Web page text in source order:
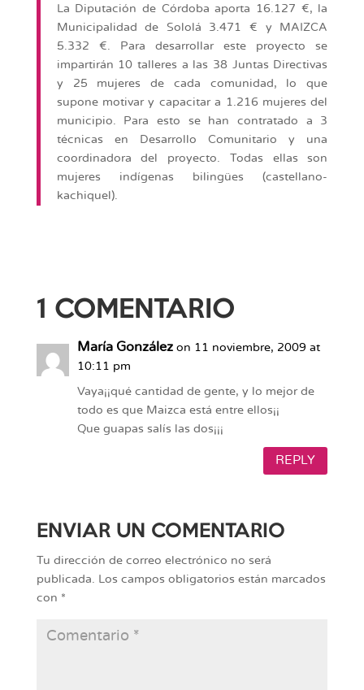
La Diputación de Córdoba aporta 16.127 €, la
Municipalidad de Sololá 3.471 € y MAIZCA
5.332 €. Para desarrollar este proyecto se
impartirán 10 talleres a las 38 Juntas Directivas
y 25 mujeres de cada comunidad, lo que
supone motivar y capacitar a 1.216 mujeres del
municipio. Para esto se han contratado a 3
técnicas en Desarrollo Comunitario y una
coordinadora del proyecto. Todas ellas son
mujeres indígenas bilingües (castellano-
kachiquel).
1 COMENTARIO
María González on 11 noviembre, 2009 at
10:11 pm
Vaya¡¡qué cantidad de gente, y lo mejor de
todo es que Maizca está entre ellos¡¡
Que guapas salís las dos¡¡¡
REPLY
ENVIAR UN COMENTARIO
Tu dirección de correo electrónico no será
publicada. Los campos obligatorios están marcados
con *